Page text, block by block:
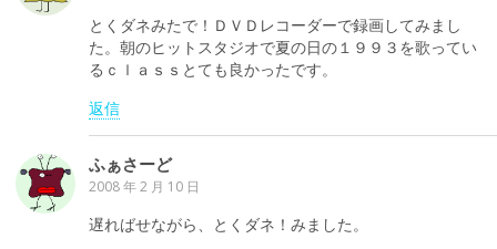
とくダネみたで！ＤＶＤレコーダーで録画してみまし
た。朝のヒットスタジオで夏の日の１９９３を歌ってい
るｃｌａｓｓとても良かったです。
返信
ふぁさーど
2008 年 2 月 10 日
遅ればせながら、とくダネ！みました。